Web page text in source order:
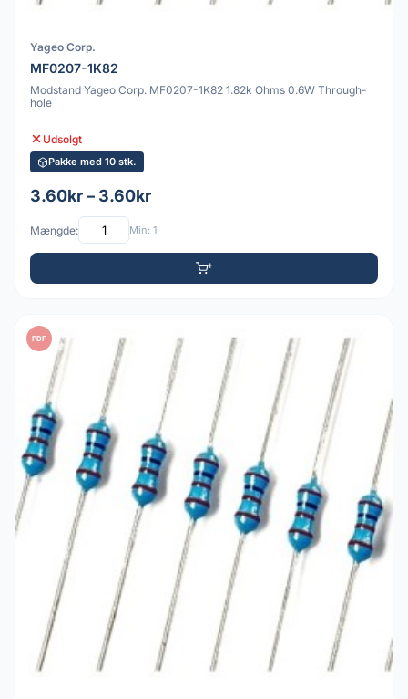
Yageo Corp.
MF0207-1K82
Modstand Yageo Corp. MF0207-1K82 1.82k Ohms 0.6W Through-
hole
Udsolgt
Pakke med 10 stk.
3.60kr – 3.60kr
Mængde: Min: 1
PDF